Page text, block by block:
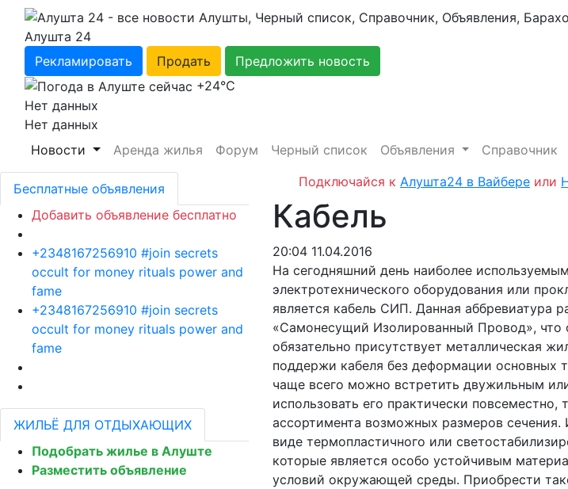
Алушта 24
Рекламировать
Продать
Предложить новость
+24℃
Нет данных
Нет данных
Новости
Аренда жилья Форум Черный список Объявления Справочник
Подключайся к Алушта24 в Вайбере или
Кабель
20:04 11.04.2016
На сегодняшний день наиболее
электротехнического оборудования или
является кабель СИП. Данная аббревиатура
«Самонесущий Изолированный Провод», что
обязательно присутствует металлическая
поддержи кабеля без деформации основных
чаще всего можно встретить двужильным
использовать его практически повсеместно,
ассортимента возможных размеров сечения.
виде термопластичного или
которые является особо устойчивым
условий окружающей среды. Приобрести
Бесплатные объявления
Добавить объявление бесплатно
+2348167256910 #join secrets
occult for money rituals power and
fame
+2348167256910 #join secrets
occult for money rituals power and
fame
ЖИЛЬЁ ДЛЯ ОТДЫХАЮЩИХ
Подобрать жилье в Алуште
Разместить объявление